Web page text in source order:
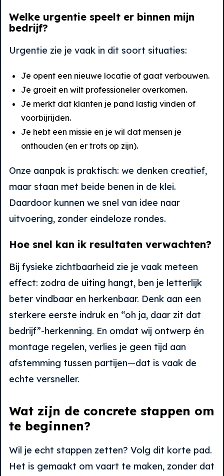
Welke urgentie speelt er binnen mijn
bedrijf?
Urgentie zie je vaak in dit soort situaties:
Je opent een nieuwe locatie of gaat verbouwen.
Je groeit en wilt professioneler overkomen.
Je merkt dat klanten je pand lastig vinden of
voorbijrijden.
Je hebt een missie en je wil dat mensen je
onthouden (en er trots op zijn).
Onze aanpak is praktisch: we denken creatief,
maar staan met beide benen in de klei.
Daardoor kunnen we snel van idee naar
uitvoering, zonder eindeloze rondes.
Hoe snel kan ik resultaten verwachten?
Bij fysieke zichtbaarheid zie je vaak meteen
effect: zodra de uiting hangt, ben je letterlijk
beter vindbaar en herkenbaar. Denk aan een
sterkere eerste indruk en “oh ja, daar zit dat
bedrijf”-herkenning. En omdat wij ontwerp én
montage regelen, verlies je geen tijd aan
afstemming tussen partijen—dat is vaak de
echte versneller.
Wat zijn de concrete stappen om
te beginnen?
Wil je echt stappen zetten? Volg dit korte pad.
Het is gemaakt om vaart te maken, zonder dat